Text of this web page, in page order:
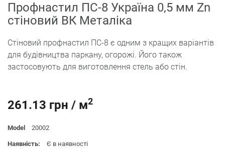
Профнастил ПС-8 Україна 0,5 мм Zn
стіновий ВК Металіка
Стіновий профнастил ПС-8 є одним з кращих варіантів
для будівництва паркану, огорожі. Його також
застосовують для виготовлення стель або стін.
261.13 грн / м2
Model 20002
Наявність: Є в наявності